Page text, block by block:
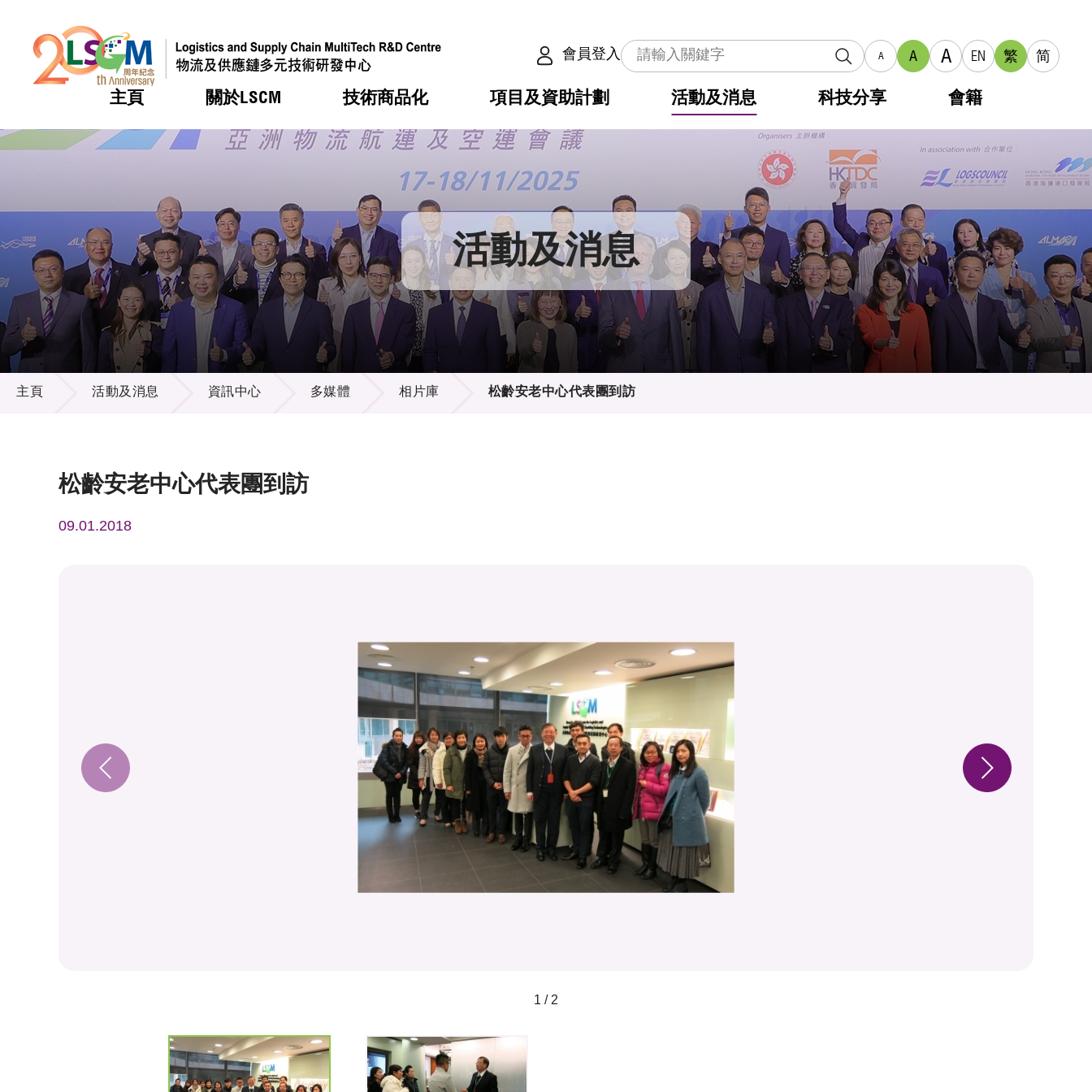
會員登入 A A A EN 繁 简
主頁 關於LSCM
熱門 機構簡介
組織架構
組織架構
董事局
研究顧問
招標通告
技術商品化
熱門 服務
可獲授權之技術
應用於公共服務之創新技術
重點項目
項目及資助計劃
熱門 合作計劃
資助計劃
資助計劃
稅務優惠
申請
評審
徵求研發項目計劃書
項目資料庫
活動及消息
熱門 活動
獎項
新聞中心
媒體報導
新聞稿
資訊中心
多媒體
出版刊物
科技分享 會籍
熱門 會籍及服務
會員列表
會員登入 活動及消息
活動及消息
主頁 活動及消息 資訊中心 多媒體 相片庫 松齡安老中心代表團到訪
松齡安老中心代表團到訪
09.01.2018
1 / 2